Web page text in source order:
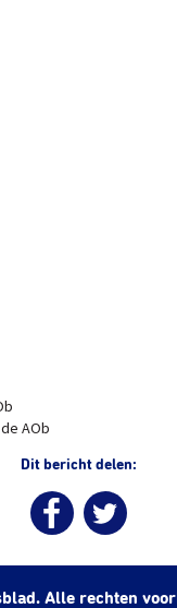
AOb
Dit bericht delen:
Alle rechten